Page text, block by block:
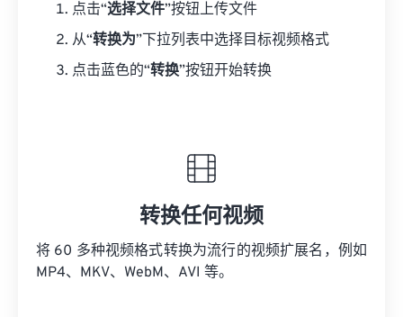
点击“选择文件”按钮上传文件
从“转换为”下拉列表中选择目标视频格式
点击蓝色的“转换”按钮开始转换
转换任何视频
将 60 多种视频格式转换为流行的视频扩展名，例如
MP4、MKV、WebM、AVI 等。